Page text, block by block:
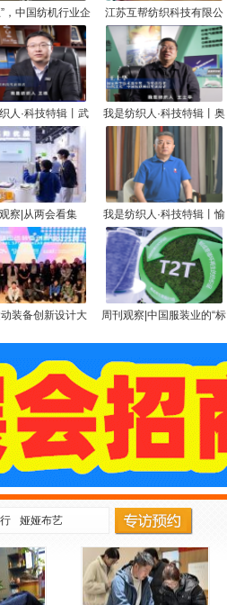
，中国纺机行业企
这样走过！
江苏互帮纺织科技有限公
司董事长任长邦：互帮互
助，打造国产莱赛尔民族
品牌
人·科技特辑丨武
学副校长王栋：
世界的追光者
我是纺织人·科技特辑丨奥
神新材董事长王士华：37
年潜心坚守，只为一根“黄
金丝” ！
察|从两会看集
享智造”引领河北产
业蝶变
我是纺织人·科技特辑丨愉
悦家纺轮值董事长、总经
理王玉平：三十载纺织路
见证跨界变革，一根丝守
护生命健康
装备创新设计大
周刊观察|中国服装业的“标
娅娅布艺